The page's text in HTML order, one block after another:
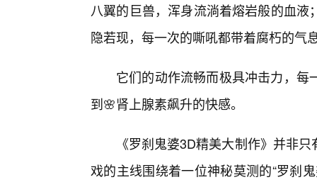
八翼的巨兽，浑身流淌着熔岩般的血
隐若现，每一次的嘶吼都带着腐朽的气
它们的动作流畅而极具冲击力，
到🌸肾上腺素飙升的快感。
《罗刹鬼婆3D精美大制作》并非
戏的主线围绕着一位神秘莫测的“罗刹